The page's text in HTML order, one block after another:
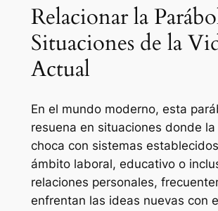
Relacionar la
Situaciones de la
Actual
En el mundo moderno, esta
resuena en situaciones donde
choca con sistemas
ámbito laboral, educativo o
relaciones personales,
enfrentan las ideas nuevas con